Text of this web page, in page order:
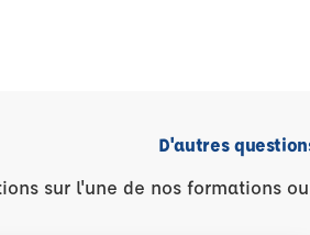
D'autres
sur l'une de nos formations